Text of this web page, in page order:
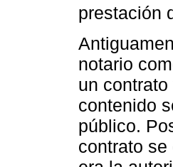
prestación
notario
un
contenido
público.
contrato